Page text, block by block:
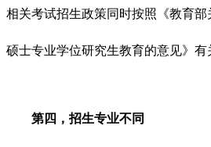
相关考试招生政策同时按照《教育
硕士专业学位研究生教育的意见》有
第四，招生专业不同